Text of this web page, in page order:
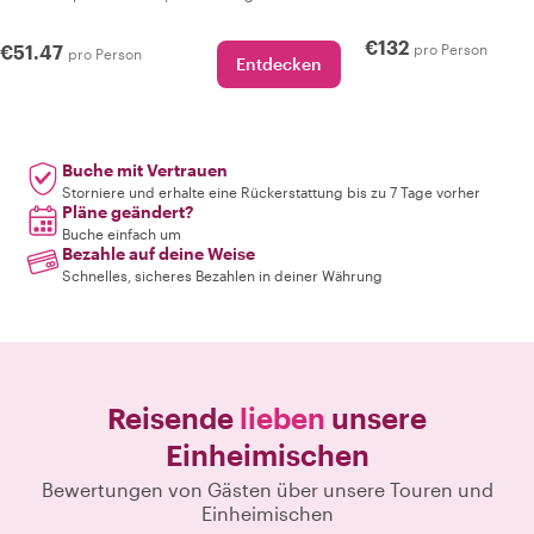
€51.47 pro Person Entdecken
€132 pro Person
Buche mit Vertrauen
Storniere und erhalte eine Rückerstattung bis zu 7 Tage vorher
Pläne geändert?
Buche einfach um
Bezahle auf deine Weise
Schnelles, sicheres Bezahlen in deiner Währung
Reisende lieben unsere
Einheimischen
Bewertungen von Gästen über unsere Touren und
Einheimischen